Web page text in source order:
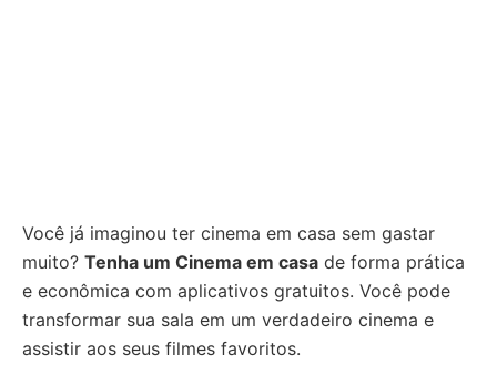
Você já imaginou ter cinema em casa sem gastar
muito? Tenha um Cinema em casa de forma prática
e econômica com aplicativos gratuitos. Você pode
transformar sua sala em um verdadeiro cinema e
assistir aos seus filmes favoritos.